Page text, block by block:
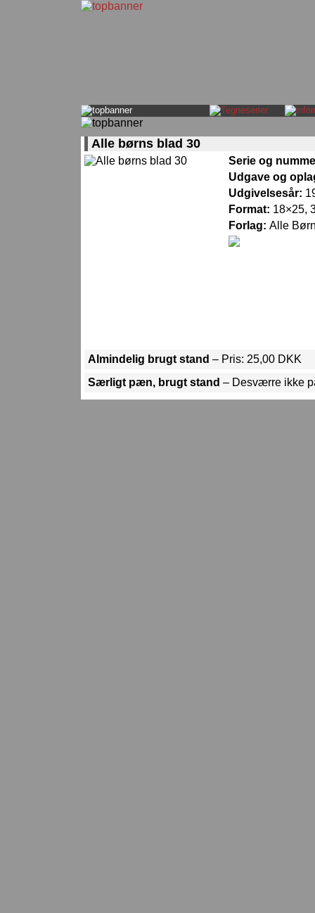
Alle børns blad 30
Serie og
Udgave og
Udgivelsesår:
Format: 18×25,
Forlag: Alle
Almindelig brugt stand – Pris: 25,00 DKK
Særligt pæn, brugt stand – Desværre ikke